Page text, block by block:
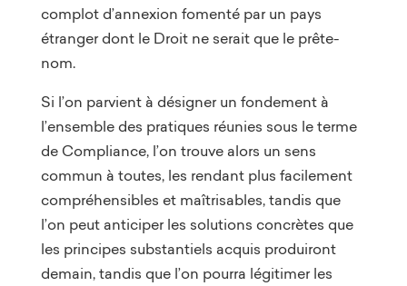
complot d’annexion fomenté par un pays
étranger dont le Droit ne serait que le prête-
nom.
Si l’on parvient à désigner un fondement à
l’ensemble des pratiques réunies sous le terme
de Compliance, l’on trouve alors un sens
commun à toutes, les rendant plus facilement
compréhensibles et maîtrisables, tandis que
l’on peut anticiper les solutions concrètes que
les principes substantiels acquis produiront
demain, tandis que l’on pourra légitimer les